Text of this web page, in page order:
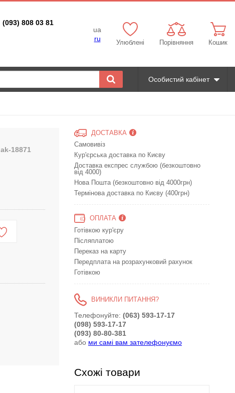
(093) 808 03 81
ua
ru
Улюблені Порівняння Кошик
Особистий кабінет
ak-18871
ДОСТАВКА
Самовивіз
Кур'єрська доставка по Києву
Доставка експрес службою (безкоштовно
від 4000)
Нова Пошта (безкоштовно від 4000грн)
Термінова доставка по Києву (400грн)
ОПЛАТА
Готівкою кур'єру
Післяплатою
Переказ на карту
Передплата на розрахунковий рахунок
Готівкою
ВИНИКЛИ ПИТАННЯ?
Телефонуйте: (063) 593-17-17
(098) 593-17-17
(093) 80-80-381
або ми самі вам зателефонуємо
Схожі товари